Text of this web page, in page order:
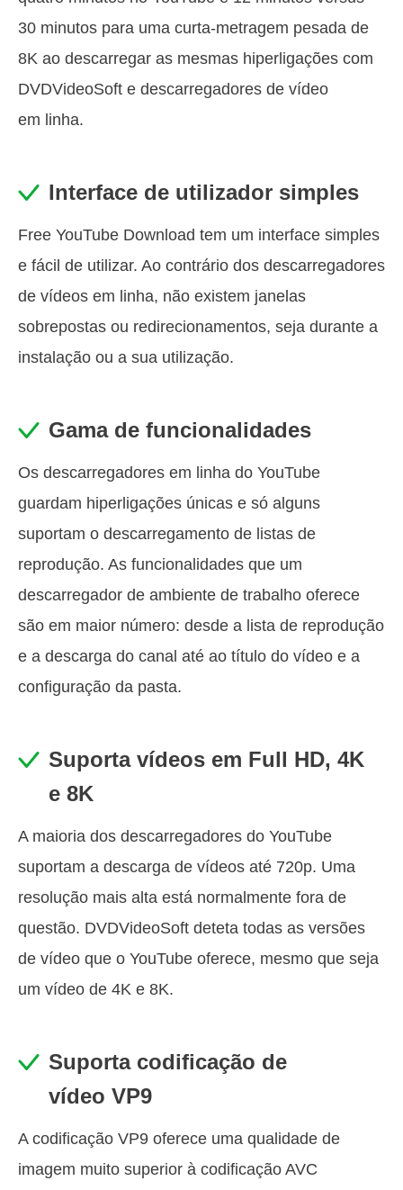
30 minutos para uma curta-metragem pesada de
8K ao descarregar as mesmas hiperligações com
DVDVideoSoft e descarregadores de vídeo
em linha.
Interface de utilizador simples
Free YouTube Download tem um interface simples
e fácil de utilizar. Ao contrário dos descarregadores
de vídeos em linha, não existem janelas
sobrepostas ou redirecionamentos, seja durante a
instalação ou a sua utilização.
Gama de funcionalidades
Os descarregadores em linha do YouTube
guardam hiperligações únicas e só alguns
suportam o descarregamento de listas de
reprodução. As funcionalidades que um
descarregador de ambiente de trabalho oferece
são em maior número: desde a lista de reprodução
e a descarga do canal até ao título do vídeo e a
configuração da pasta.
Suporta vídeos em Full HD, 4K
e 8K
A maioria dos descarregadores do YouTube
suportam a descarga de vídeos até 720p. Uma
resolução mais alta está normalmente fora de
questão. DVDVideoSoft deteta todas as versões
de vídeo que o YouTube oferece, mesmo que seja
um vídeo de 4K e 8K.
Suporta codificação de
vídeo VP9
A codificação VP9 oferece uma qualidade de
imagem muito superior à codificação AVC